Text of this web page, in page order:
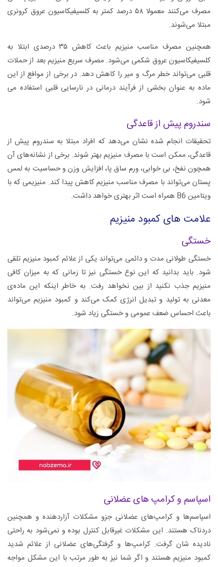
مصرف می‌کنند معمولا ۵۸ درصد کمتر به کلسیفیکاسیون عروق کرونری
مبتلا می‌شوند.
همچنین مصرف مناسب منیزیم باعث کاهش ۳۵ درصدی ابتلا به
کلسیفیکاسیون عروق شکمی‌ می‌شود. مصرف سریع منیزیم بعد از حملات
قلبی می‌تواند خطر مرگ و میر را کاهش دهد. در برخی از موافع از این
ماده به عنوان بخشی از فرآیند درمانی در نارسایی قلبی استفاده می
شود.
سندروم پیش از قاعدگی
تحقیقات انجام شده نشان می‌دهد که افراد مبتلا به سندروم پیش از
قاعدگی، ممکن است با مصرف منیزیم بهتر شوند. برخی از نشانه‌های آن
همچون نفخ، بی خوابی، ورم ساق پا، افزایش وزن و حساسیت به لمس
پستان می‌تواند با مصرف مناسب منیزیم کاهش پیدا کند. منیزیمی که با
ویتامین B6 همراه است اثر بهتری خواهد داشت.
علامت های کمبود منیزیم
خستگی
خستگی طولانی مدت و دائمی می‌تواند یکی از علائم کمبود منیزیم تلقی
شود. باید بدانید که این نوع خستگی نیز تا زمانی که به میزان کافی
منیزیم جذب نکنید از بین نخواهد رفت. به خاطر اینکه این ماده‌ی
معدنی به تولید و تبدیل انرژی کمک می‌کند و کمبود منیزیم می‌تواند
باعث احساس ضعف عمومی و خستگی زیاد شود.
اسپاسم و کرامپ های عضلانی
اسپاسم‌ها و کرامپ‌های عضلانی جزو مشکلات آزاردهنده و همچنین
دردناک هستند. این مشکلات غیرقابل کنترل بوده و نمی‌شود به راحتی
نادیده شان گرفت. کرامپ‌ها و گرفتگی‌های عضلانی از علائم شدید
کمبود منیزیم هستند و اگر شما نیز به طور مرتب با این مشکل مواجه